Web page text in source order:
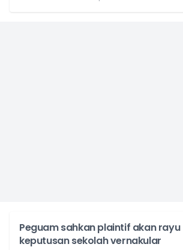
Peguam sahkan plaintif akan rayu
keputusan sekolah vernakular